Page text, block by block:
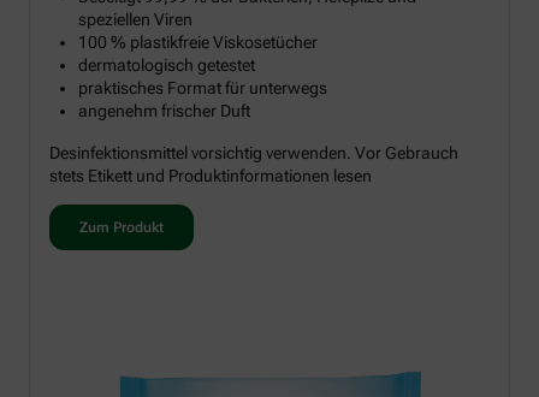
speziellen Viren
100 % plastikfreie Viskosetücher
dermatologisch getestet
praktisches Format für unterwegs
angenehm frischer Duft
Desinfektionsmittel vorsichtig verwenden. Vor Gebrauch
stets Etikett und Produktinformationen lesen
Zum Produkt